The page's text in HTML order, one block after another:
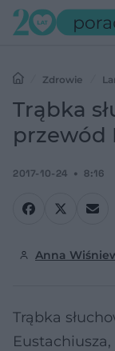
Zdrowie
Eustachiusza)
Trąbka
przewód
2017-10-24 8:16
Anna
Trąbka